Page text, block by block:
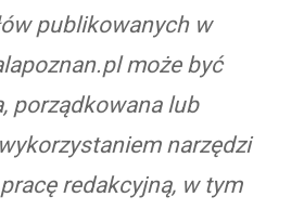
publikowanych w
może być
porządkowana lub
narzędzi
redakcyjną, w tym